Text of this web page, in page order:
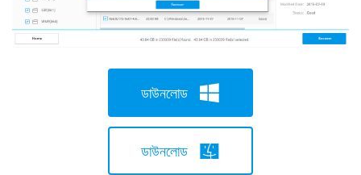
ডাউনলোড
ডাউনলোড